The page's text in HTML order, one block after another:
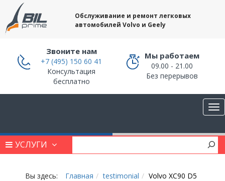
Обслуживание и ремонт легковых
автомобилей Volvo и Geely
Звоните нам
+7 (495) 150 60 41
Консультация
бесплатно
Мы работаем
09.00 - 21.00
Без перерывов
УСЛУГИ
Вы здесь: Главная testimonial Volvo XC90 D5